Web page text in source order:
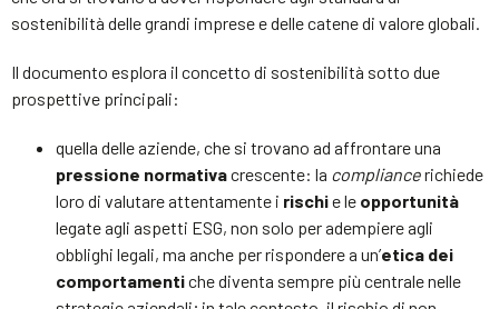
sostenibilità delle grandi imprese e delle catene di valore globali.
Il documento esplora il concetto di sostenibilità sotto due
prospettive principali:
quella delle aziende, che si trovano ad affrontare una
pressione normativacrescente: la compliancerichiede
loro di valutare attentamente i rischie le opportunità
legate agli aspetti ESG, non solo per adempiere agli
obblighi legali, ma anche per rispondere a un’etica dei
comportamentiche diventa sempre più centrale nelle